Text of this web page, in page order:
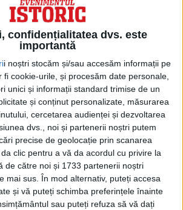
confidențialitatea dvs. este
importantă
i noștri stocăm și/sau accesăm informații pe
fi cookie-urile, și procesăm date personale,
unici și informații standard trimise de un
și conținut personalizate, măsurarea
cercetarea audienței și dezvoltarea
dvs., noi și partenerii noștri putem
precise de geolocație prin scanarea
clic pentru a vă da acordul cu privire la
de către noi și 1733 partenerii noștri
mai sus. În mod alternativ, puteți accesa
și vă puteți schimba preferințele înainte
sau puteți refuza să vă dați
de COVID-19
de noul coronavirus în cadrul
sumo a fost anunțat miercuri de...